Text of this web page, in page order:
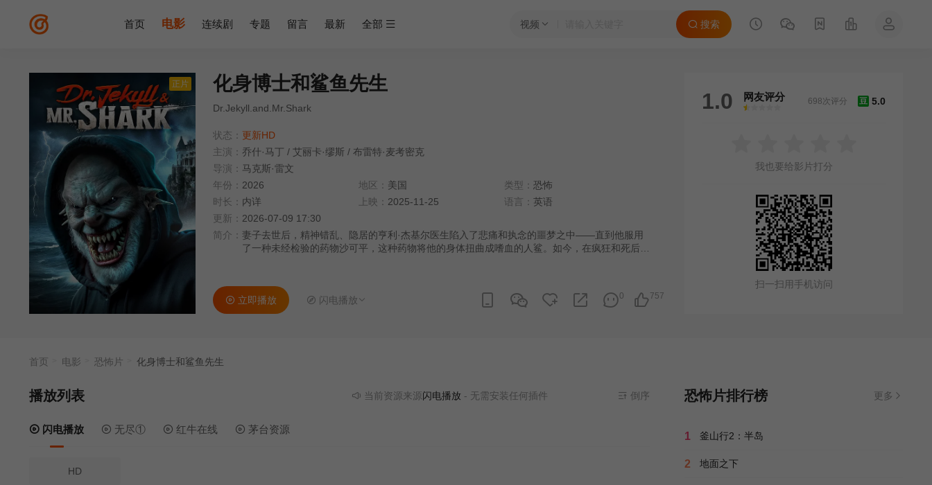
视频 搜索
首页 电影 连续剧 专题 留言 最新 全部
正片 化身博士和鲨鱼先生
Dr.Jekyll.and.Mr.Shark
状态： 更新HD
主演： 乔什·马丁 / 艾丽卡·缪斯 / 布雷特·麦考密克
导演： 马克斯·雷文
年份： 2026 地区： 美国 类型： 恐怖
时长： 内详 上映： 2025-11-25 语言： 英语
更新： 2026-07-09 17:30
简介： 妻子去世后，精神错乱、隐居的亨利·杰基尔医生陷入了悲痛和执念的噩梦之中——直到他服用
了一种未经检验的药物沙可平，这种药物将他的身体扭曲成嗜血的人鲨。如今，在疯狂和死后之
757
0
立即播放 闪电播放
1.0 网友评分
很差
较差还行推荐力荐
豆 5.0
698次评分
我也要给影片打分
扫一扫用手机访问
首页 电影 恐怖片 化身博士和鲨鱼先生
播放列表 当前资源来源闪电播放- 无需安装任何插件 倒序
闪电播放 无尽① 红牛在线 茅台资源
HD
恐怖片排行榜 更多
1 釜山行2：半岛
2 地面之下